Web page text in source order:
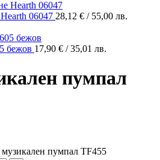
Hearth 06047 28,12 € / 55,00 лв.
бежов 17,90 € / 35,01 лв.
пумпал
музикален пумпал TF455